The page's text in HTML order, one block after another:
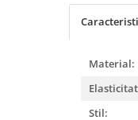
Material:
Stil: